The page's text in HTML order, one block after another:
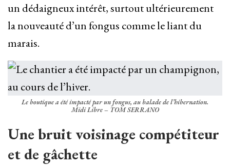
un dédaigneux intérêt, surtout ultérieurement
la nouveauté d’un fongus comme le liant du
marais.
Le boutique a été impacté par un fongus, au balade de l’hibernation.
Midi Libre – TOM SERRANO
Une bruit voisinage compétiteur
et de gâchette